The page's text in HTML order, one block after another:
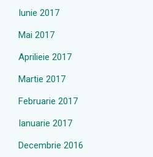
Iunie 2017
Mai 2017
Aprilieie 2017
Martie 2017
Februarie 2017
Ianuarie 2017
Decembrie 2016